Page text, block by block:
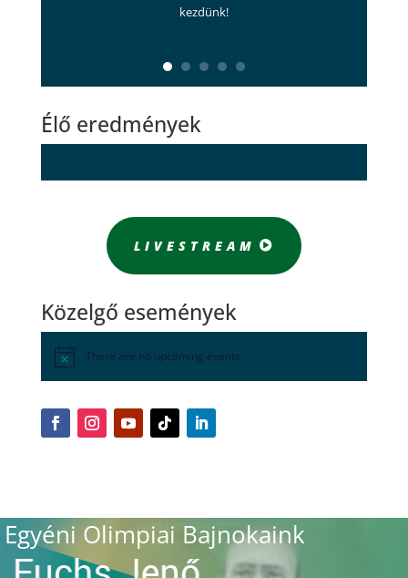
kezdünk!
Élő eredmények
LIVESTREAM
Közelgő események
There are no upcoming events.
Egyéni Olimpiai Bajnokaink